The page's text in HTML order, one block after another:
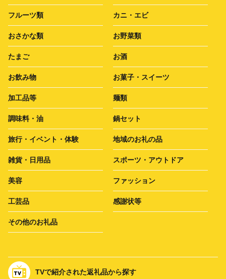
フルーツ類 カニ・エビ
おさかな類 お野菜類
たまご お酒
お飲み物 お菓子・スイーツ
加工品等 麺類
調味料・油 鍋セット
旅行・イベント・体験 地域のお礼の品
雑貨・日用品 スポーツ・アウトドア
美容 ファッション
工芸品 感謝状等
その他のお礼品
TVで紹介された返礼品から探す